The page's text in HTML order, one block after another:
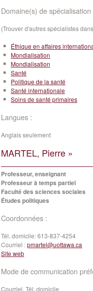
Domaine(s) de spécialisation
(Trouver d'autres spécialistes
Éthique en affaires
Mondialisation
Mondialisation
Santé
Politique de la santé
Santé internationale
Soins de santé primaires
Langues :
Anglais seulement
MARTEL, Pierre »
Professeur, enseignant
Professeur à temps partiel
Faculté des sciences sociales
Études politiques
Coordonnées :
Tél. domicile:613-837-4254
Courriel :pmartel@uottawa.ca
Site web
Mode de communication
Courriel, Tél. domicile